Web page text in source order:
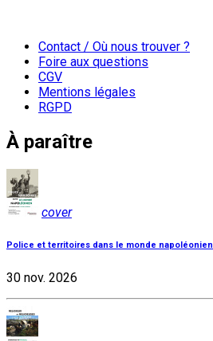
Contact / Où nous trouver ?
Foire aux questions
CGV
Mentions légales
RGPD
À paraître
cover
Police et territoires dans le monde napoléonien
30 nov. 2026